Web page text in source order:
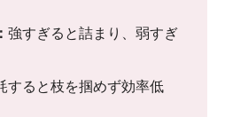
強すぎると詰まり、弱すぎ
すると枝を掴めず効率低